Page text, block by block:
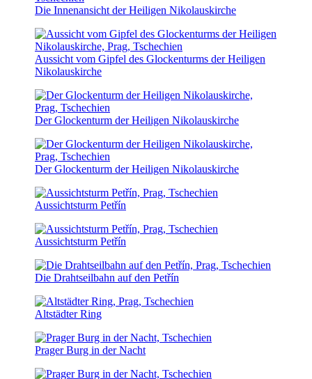
Die Innenansicht der Heiligen Nikolauskirche
Aussicht vom Gipfel des Glockenturms der Heiligen
Nikolauskirche
Der Glockenturm der Heiligen Nikolauskirche
Der Glockenturm der Heiligen Nikolauskirche
Aussichtsturm Petřín
Aussichtsturm Petřín
Die Drahtseilbahn auf den Petřín
Altstädter Ring
Prager Burg in der Nacht